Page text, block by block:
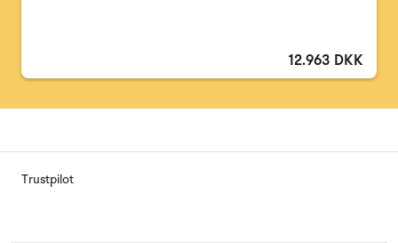
12.963 DKK
Trustpilot